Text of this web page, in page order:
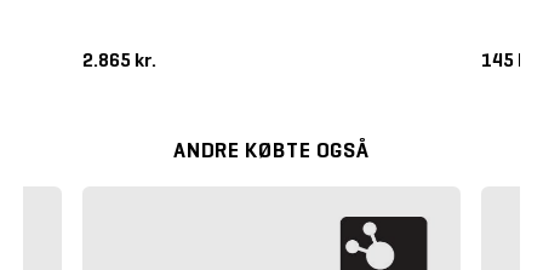
2.865 kr. 145 kr.
ANDRE KØBTE OGSÅ